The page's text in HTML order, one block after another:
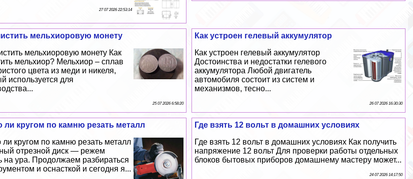
27 07 2026 22:53:14
Как устроен гелевый аккумулятор
Как устроен гелевый аккумулятор
Достоинства и недостатки гелевого
аккумулятора Любой двигатель
автомобиля состоит из систем и
механизмов, тесно...
26 07 2026 16:30:30
мельхиоровую монету
мельхиоровую монету Как
мельхиор? Мельхиор – сплав
цвета из меди и никеля,
используется для
25 07 2026 6:58:20
Где взять 12 вольт в домашних условиях
Где взять 12 вольт в домашних условиях Как получить
напряжение 12 вольт Для проверки работы отдельных
блоков бытовых приборов домашнему мастеру может...
24 07 2026 14:17:50
ли кругом по камню резать металл
кругом по камню резать металл
отрезной диск — режем
на ура. Продолжаем разбираться
и оснасткой и сегодня я...